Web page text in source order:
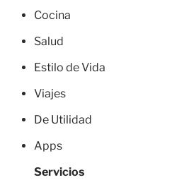
Cocina
Salud
Estilo de Vida
Viajes
De Utilidad
Apps
Servicios